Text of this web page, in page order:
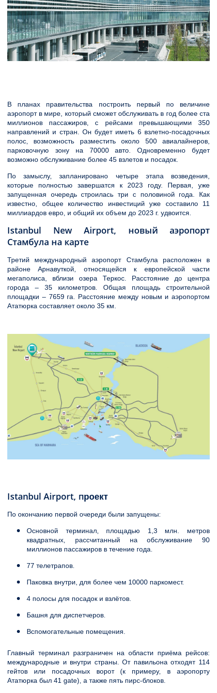
В планах правительства построить первый по величине
аэропорт в мире, который сможет обслуживать в год более ста
миллионов пассажиров, с рейсами превышающими 350
направлений и стран. Он будет иметь 6 взлетно-посадочных
полос, возможность разместить около 500 авиалайнеров,
парковочную зону на 70000 авто. Одновременно будет
возможно обслуживание более 45 взлетов и посадок.
По замыслу, запланировано четыре этапа возведения,
которые полностью завершатся к 2023 году. Первая, уже
запущенная очередь строилась три с половиной года. Как
известно, общее количество инвестиций уже составило 11
миллиардов евро, и общий их объем до 2023 г. удвоится.
Istanbul New Airport, новый аэропорт
Стамбула на карте
Третий международный аэропорт Стамбула расположен в
районе Арнавуткой, относящейся к европейской части
мегаполиса, вблизи озера Теркос. Расстояние до центра
города – 35 километров. Общая площадь строительной
площадки – 7659 га. Расстояние между новым и аэропортом
Ататюрка составляет около 35 км.
Istanbul Airport, проект
По окончанию первой очереди были запущены:
Основной терминал, площадью 1,3 млн. метров
квадратных, рассчитанный на обслуживание 90
миллионов пассажиров в течение года.
77 телетрапов.
Паковка внутри, для более чем 10000 паркомест.
4 полосы для посадок и взлётов.
Башня для диспетчеров.
Вспомогательные помещения.
Главный терминал разграничен на области приёма рейсов:
международные и внутри страны. От павильона отходят 114
гейтов или посадочных ворот (к примеру, в аэропорту
Ататюрка был 41 gate), а также пять пирс-блоков.